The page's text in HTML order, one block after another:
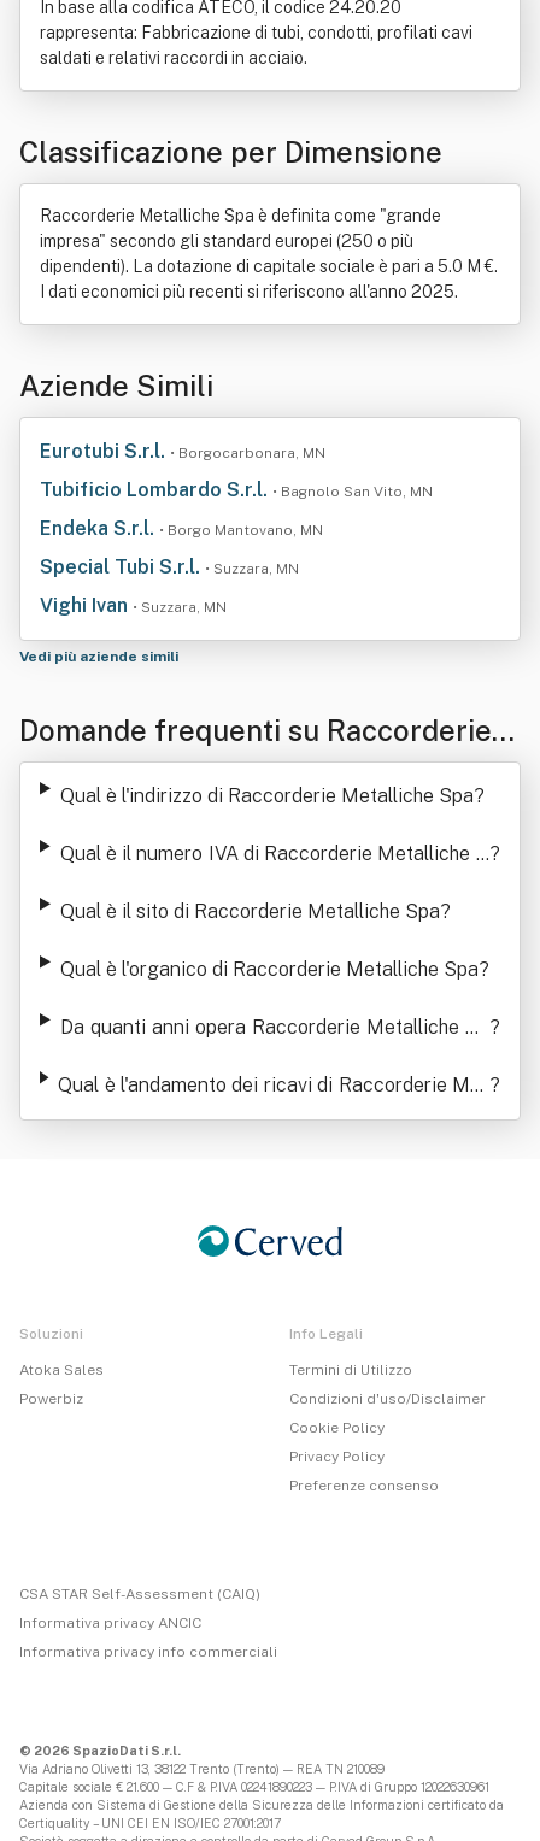
In base alla codifica ATECO, il codice 24.20.20
rappresenta: Fabbricazione di tubi, condotti, profilati cavi
saldati e relativi raccordi in acciaio.
Classificazione per Dimensione
Raccorderie Metalliche Spa è definita come "grande
impresa" secondo gli standard europei (250 o più
dipendenti). La dotazione di capitale sociale è pari a 5.0 M €.
I dati economici più recenti si riferiscono all'anno 2025.
Aziende Simili
Eurotubi S.r.l. • Borgocarbonara, MN
Tubificio Lombardo S.r.l. • Bagnolo San Vito, MN
Endeka S.r.l. • Borgo Mantovano, MN
Special Tubi S.r.l. • Suzzara, MN
Vighi Ivan • Suzzara, MN
Vedi più aziende simili
Domande frequenti su Raccorderie
Metalliche Spa
Qual è l'indirizzo di Raccorderie Metalliche Spa?
Qual è il numero IVA di Raccorderie Metalliche S?
Qual è il sito di Raccorderie Metalliche Spa?
Qual è l'organico di Raccorderie Metalliche Spa?
Da quanti anni opera Raccorderie Metalliche Sp ?
Qual è l'andamento dei ricavi di Raccorderie Met
alliche Spa
?
Soluzioni
Atoka Sales
Powerbiz
Info Legali
Termini di Utilizzo
Condizioni d'uso/Disclaimer
Cookie Policy
Privacy Policy
Preferenze consenso
CSA STAR Self-Assessment (CAIQ)
Informativa privacy ANCIC
Informativa privacy info commerciali
© 2026 SpazioDati S.r.l.
Via Adriano Olivetti 13, 38122 Trento (Trento) — REA TN 210089
Capitale sociale € 21.600 — C.F & P.IVA 02241890223 — P.IVA di Gruppo 12022630961
Azienda con Sistema di Gestione della Sicurezza delle Informazioni certificato da
Certiquality – UNI CEI EN ISO/IEC 27001:2017